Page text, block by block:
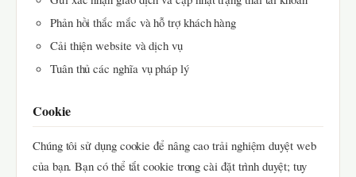
Phản hồi thắc mắc và hỗ trợ khách hàng
Cải thiện website và dịch vụ
Tuân thủ các nghĩa vụ pháp lý
Cookie
Chúng tôi sử dụng cookie để nâng cao trải nghiệm duyệt web
của bạn. Bạn có thể tắt cookie trong cài đặt trình duyệt; tuy